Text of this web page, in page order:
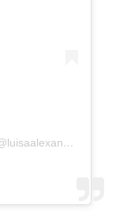
A post shared by Luisa Alexandra (@luisaalexandra)